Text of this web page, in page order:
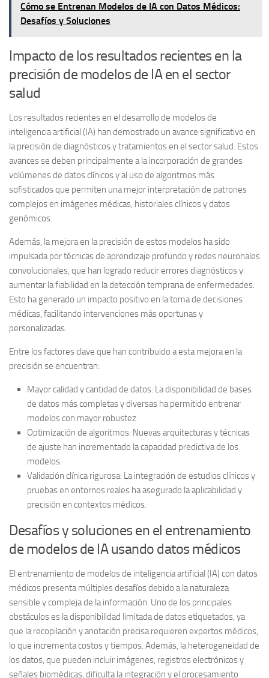
Cómo se Entrenan Modelos de IA con Datos Médicos:
Desafíos y Soluciones
Impacto de los resultados recientes en la
precisión de modelos de IA en el sector
salud
Los resultados recientes en el desarrollo de modelos de
inteligencia artificial (IA) han demostrado un avance significativo en
la precisión de diagnósticos y tratamientos en el sector salud. Estos
avances se deben principalmente a la incorporación de grandes
volúmenes de datos clínicos y al uso de algoritmos más
sofisticados que permiten una mejor interpretación de patrones
complejos en imágenes médicas, historiales clínicos y datos
genómicos.
Además, la mejora en la precisión de estos modelos ha sido
impulsada por técnicas de aprendizaje profundo y redes neuronales
convolucionales, que han logrado reducir errores diagnósticos y
aumentar la fiabilidad en la detección temprana de enfermedades.
Esto ha generado un impacto positivo en la toma de decisiones
médicas, facilitando intervenciones más oportunas y
personalizadas.
Entre los factores clave que han contribuido a esta mejora en la
precisión se encuentran:
Mayor calidad y cantidad de datos: La disponibilidad de bases
de datos más completas y diversas ha permitido entrenar
modelos con mayor robustez.
Optimización de algoritmos: Nuevas arquitecturas y técnicas
de ajuste han incrementado la capacidad predictiva de los
modelos.
Validación clínica rigurosa: La integración de estudios clínicos y
pruebas en entornos reales ha asegurado la aplicabilidad y
precisión en contextos médicos.
Desafíos y soluciones en el entrenamiento
de modelos de IA usando datos médicos
El entrenamiento de modelos de inteligencia artificial (IA) con datos
médicos presenta múltiples desafíos debido a la naturaleza
sensible y compleja de la información. Uno de los principales
obstáculos es ladisponibilidad limitada de datos etiquetados, ya
que la recopilación y anotación precisa requieren expertos médicos,
lo que incrementa costos y tiempos. Además, la heterogeneidad de
los datos, que pueden incluir imágenes, registros electrónicos y
señales biomédicas, dificulta la integración y el procesamiento